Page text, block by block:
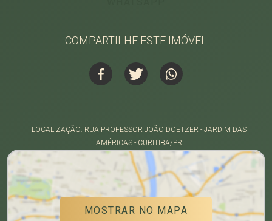
COMPARTILHE ESTE IMÓVEL
LOCALIZAÇÃO: RUA PROFESSOR JOÃO DOETZER - JARDIM DAS
AMÉRICAS - CURITIBA/PR
MOSTRAR NO MAPA